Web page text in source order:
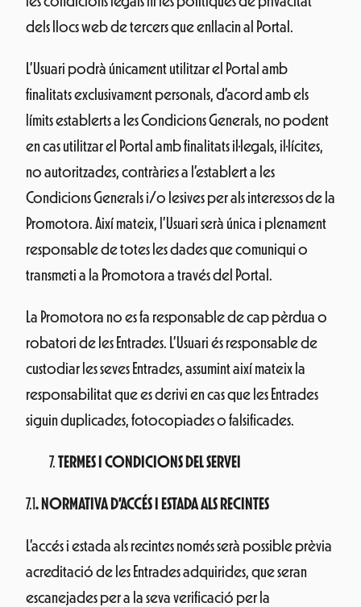
dels llocs web de tercers que enllacin al Portal.
L’Usuari podrà únicament utilitzar el Portal amb
finalitats exclusivament personals, d’acord amb els
límits establerts a les Condicions Generals, no podent
en cas utilitzar el Portal amb finalitats il·legals, il·lícites,
no autoritzades, contràries a l’establert a les
Condicions Generals i/o lesives per als interessos de la
Promotora. Així mateix, l’Usuari serà única i plenament
responsable de totes les dades que comuniqui o
transmeti a la Promotora a través del Portal.
La Promotora no es fa responsable de cap pèrdua o
robatori de les Entrades. L’Usuari és responsable de
custodiar les seves Entrades, assumint així mateix la
responsabilitat que es derivi en cas que les Entrades
siguin duplicades, fotocopiades o falsificades.
TERMES I CONDICIONS DEL SERVEI
7.1 . NORMATIVA D’ACCÉS I ESTADA ALS RECINTES
L’accés i estada als recintes només serà possible prèvia
acreditació de les Entrades adquirides, que seran
escanejades per a la seva verificació per la